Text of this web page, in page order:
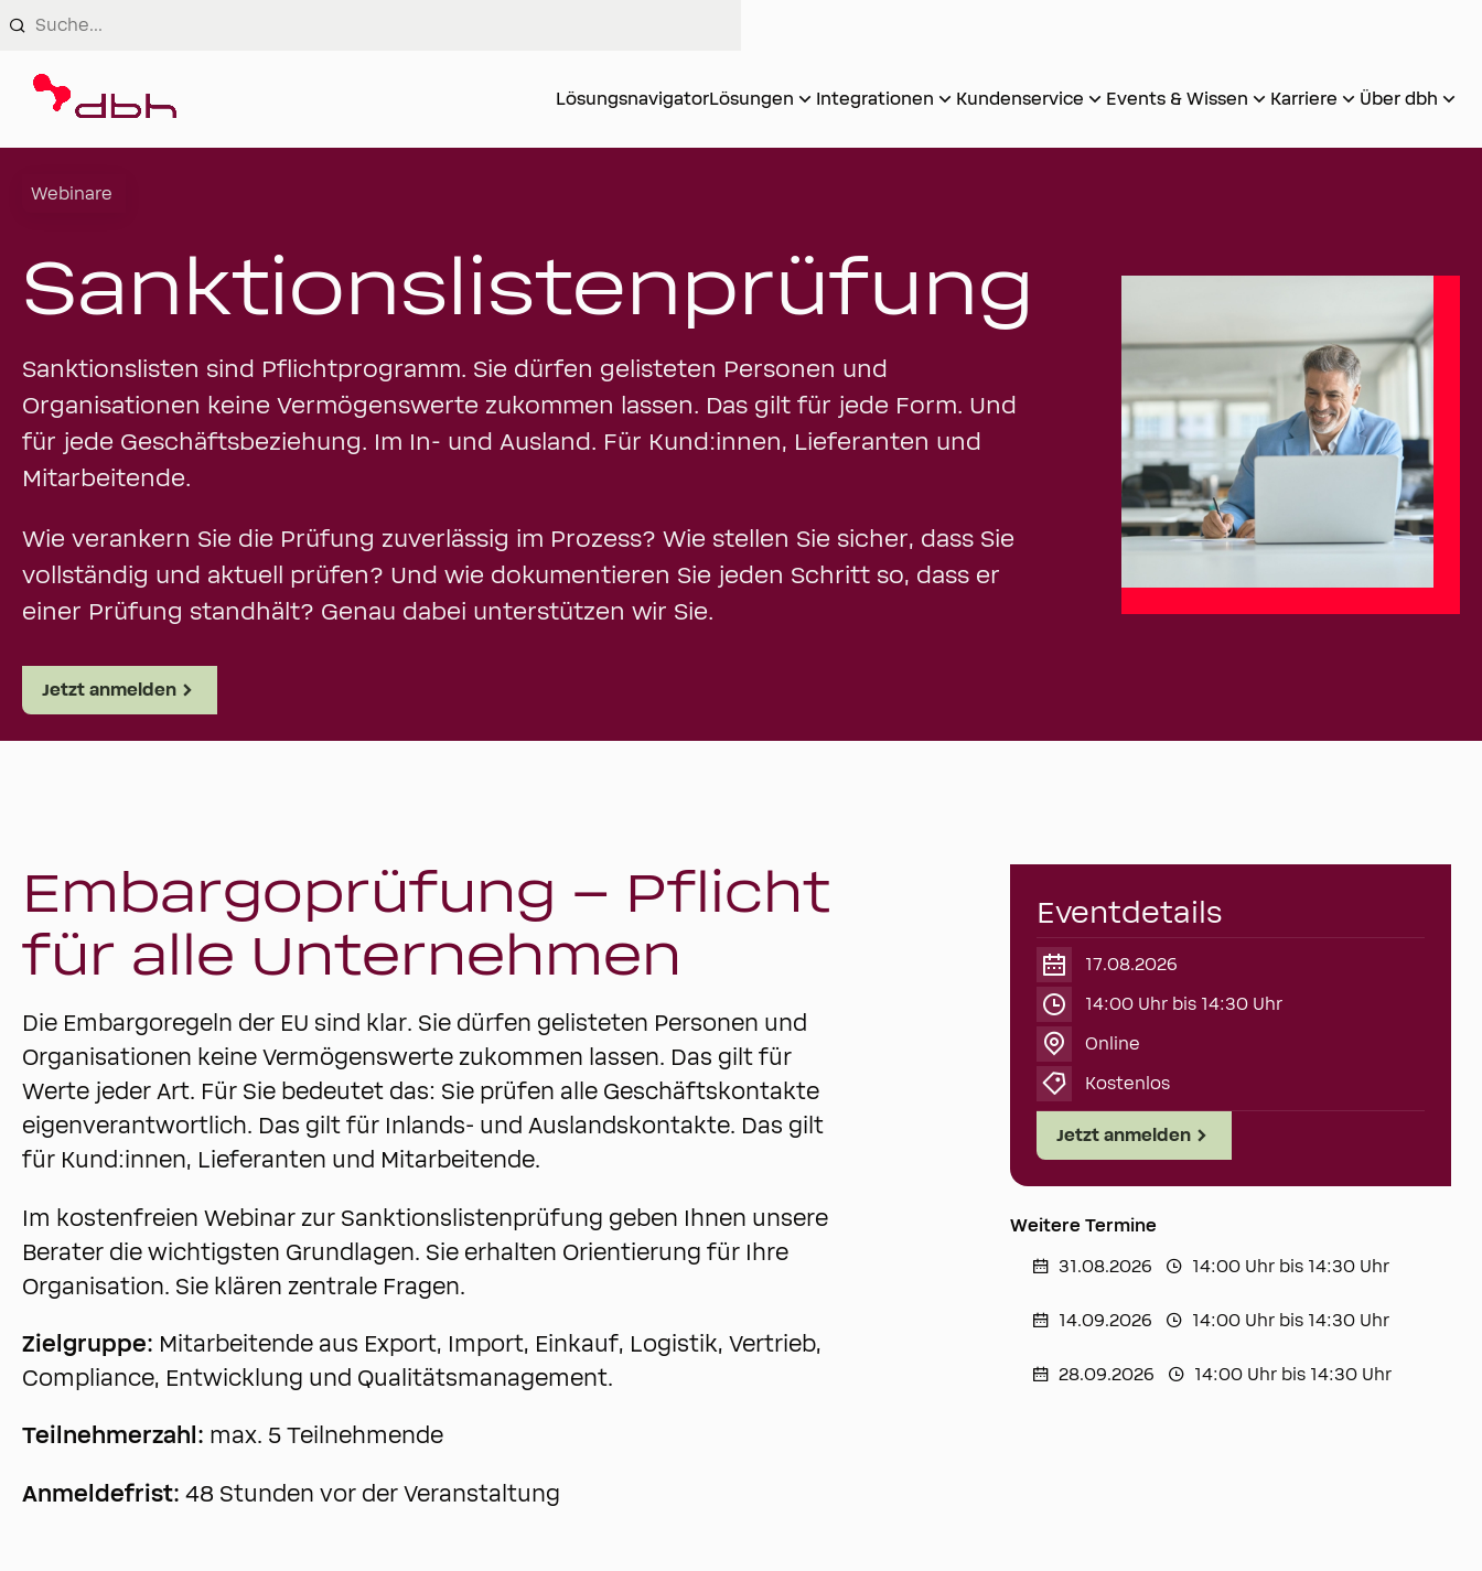
Login
LösungsnavigatorLösungen Integrationen Kundenservice Events & Wissen Karriere Über dbh
Webinare
Sanktionslistenprüfung
Sanktionslisten sind Pflichtprogramm. Sie dürfen gelisteten Personen und
Organisationen keine Vermögenswerte zukommen lassen. Das gilt für jede Form. Und
für jede Geschäftsbeziehung. Im In- und Ausland. Für Kund:innen, Lieferanten und
Mitarbeitende.
Wie verankern Sie die Prüfung zuverlässig im Prozess? Wie stellen Sie sicher, dass Sie
vollständig und aktuell prüfen? Und wie dokumentieren Sie jeden Schritt so, dass er
einer Prüfung standhält? Genau dabei unterstützen wir Sie.
Jetzt anmelden
Embargoprüfung – Pflicht
für alle Unternehmen
Die Embargoregeln der EU sind klar. Sie dürfen gelisteten Personen und
Organisationen keine Vermögenswerte zukommen lassen. Das gilt für
Werte jeder Art. Für Sie bedeutet das: Sie prüfen alle Geschäftskontakte
eigenverantwortlich. Das gilt für Inlands- und Auslandskontakte. Das gilt
für Kund:innen, Lieferanten und Mitarbeitende.
Im kostenfreien Webinar zur Sanktionslistenprüfung geben Ihnen unsere
Berater die wichtigsten Grundlagen. Sie erhalten Orientierung für Ihre
Organisation. Sie klären zentrale Fragen.
Zielgruppe: Mitarbeitende aus Export, Import, Einkauf, Logistik, Vertrieb,
Compliance, Entwicklung und Qualitätsmanagement.
Teilnehmerzahl: max. 5 Teilnehmende
Anmeldefrist: 48 Stunden vor der Veranstaltung
Eventdetails
17.08.2026
14:00 Uhr bis 14:30 Uhr
Online
Kostenlos
Jetzt anmelden
Weitere Termine
31.08.2026 14:00 Uhr bis 14:30 Uhr
14.09.2026 14:00 Uhr bis 14:30 Uhr
28.09.2026 14:00 Uhr bis 14:30 Uhr